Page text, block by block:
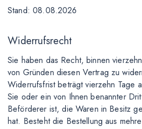
Stand: 08.08.2026
Widerrufsrecht
Sie haben das Recht, binnen
von Gründen diesen Vertrag zu
Widerrufsfrist beträgt vierzehn Tage
Sie oder ein von Ihnen benannter
Beförderer ist, die Waren in Besitz
hat. Besteht die Bestellung aus